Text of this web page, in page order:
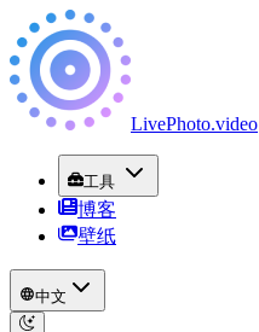
LivePhoto.video
工具
博客
壁纸
中文